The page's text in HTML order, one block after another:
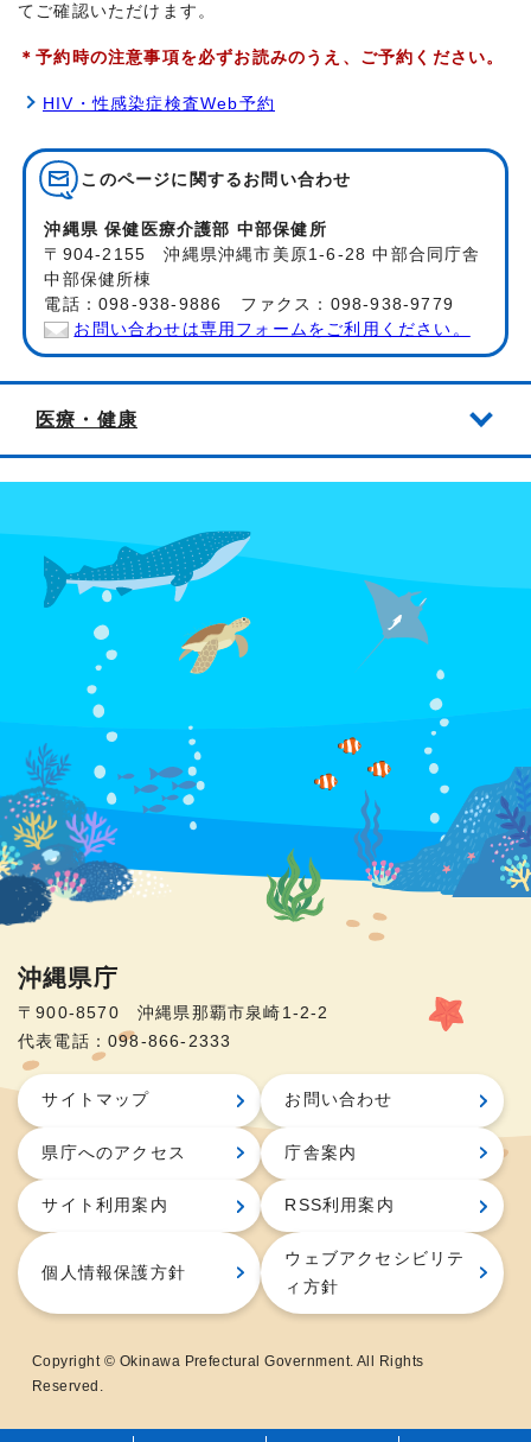
てご確認いただけます。
＊予約時の注意事項を必ずお読みのうえ、ご予約ください。
HIV・性感染症検査Web予約
このページに関する お問い合わせ
沖縄県 保健医療介護部 中部保健所
〒904-2155 沖縄県沖縄市美原1-6-28 中部合同庁舎
中部保健所棟
電話：098-938-9886 ファクス：098-938-9779
お問い合わせは専用フォームをご利用ください。
医療・健康
沖縄県庁
〒900-8570 沖縄県那覇市泉崎1-2-2
代表電話：098-866-2333
サイトマップ お問い合わせ
県庁へのアクセス 庁舎案内
サイト利用案内 RSS利用案内
個人情報保護方針
ウェブアクセシビリテ
ィ方針
Copyright © Okinawa Prefectural Government. All Rights
Reserved.